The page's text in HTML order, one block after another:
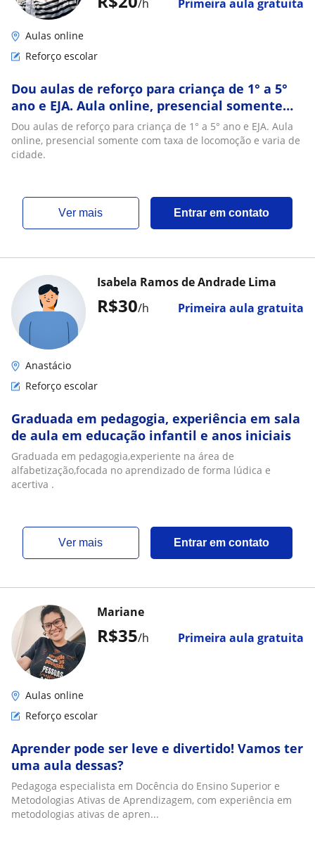
/h Primeira aula gratuita
Aulas online
Reforço escolar
Dou aulas de reforço para criança de 1° a 5°
ano e EJA. Aula online, presencial somente
com taxa de locomoção e varia de cidade
Dou aulas de reforço para criança de 1° a 5° ano e EJA. Aula
online, presencial somente com taxa de locomoção e varia de
cidade.
ver mais Entrar em contato
R$30/h Primeira aula gratuita
Isabela Ramos de Andrade Lima
Anastácio
Reforço escolar
Graduada em pedagogia, experiência em sala
de aula em educação infantil e anos iniciais
Graduada em pedagogia,experiente na área de
alfabetização,focada no aprendizado de forma lúdica e
acertiva .
ver mais Entrar em contato
R$35/h Primeira aula gratuita
Mariane
Aulas online
Reforço escolar
Aprender pode ser leve e divertido! Vamos ter
uma aula dessas?
Pedagoga especialista em Docência do Ensino Superior e
Metodologias Ativas de Aprendizagem, com experiência em
metodologias ativas de apren...